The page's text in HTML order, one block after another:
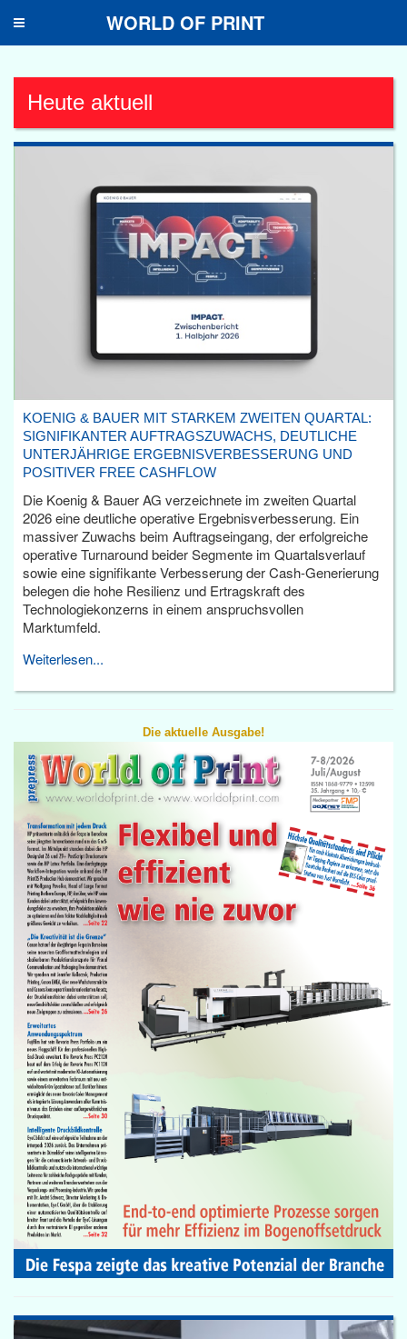
Toggle
WORLD OF PRINT
Heute aktuell
KOENIG & BAUER MIT STARKEM ZWEITEN QUARTAL:
SIGNIFIKANTER AUFTRAGSZUWACHS, DEUTLICHE
UNTERJÄHRIGE ERGEBNISVERBESSERUNG UND
POSITIVER FREE CASHFLOW
Die Koenig & Bauer AG verzeichnete im zweiten Quartal
2026 eine deutliche operative Ergebnisverbesserung. Ein
massiver Zuwachs beim Auftragseingang, der erfolgreiche
operative Turnaround beider Segmente im Quartalsverlauf
sowie eine signifikante Verbesserung der Cash-Generierung
belegen die hohe Resilienz und Ertragskraft des
Technologiekonzerns in einem anspruchsvollen
Marktumfeld.
Weiterlesen...
Die aktuelle Ausgabe!